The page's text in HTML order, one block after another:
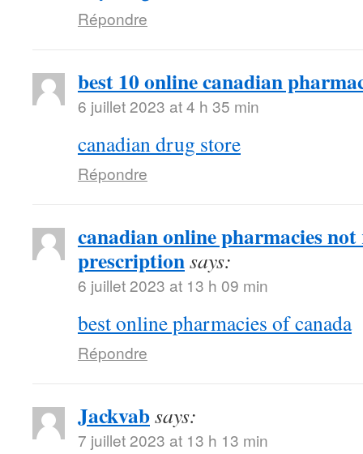
Répondre
best 10 online canadian
6 juillet 2023 at 4 h 35 min
canadian drug store
Répondre
canadian online pharmacies
prescriptionsays:
6 juillet 2023 at 13 h 09 min
best online pharmacies of canada
Répondre
Jackvabsays:
7 juillet 2023 at 13 h 13 min